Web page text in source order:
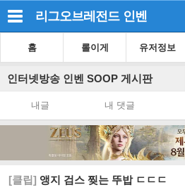
리그오브레전드 인벤
홈 롤이게 유저정보
인터넷방송 인벤 SOOP 게시판
내글 내 댓글
[클립] 앵지 검스 찢는 뚜밥 ㄷㄷㄷ